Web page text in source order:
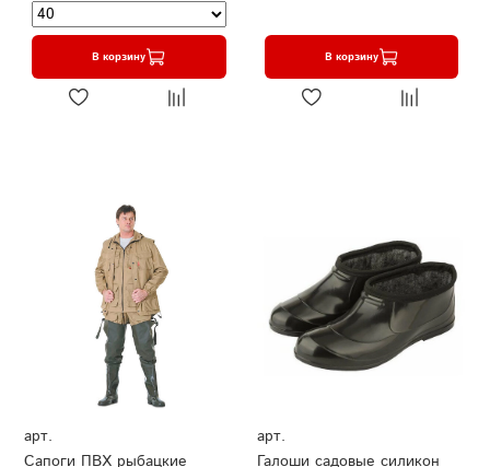
В корзину В корзину
арт.
Сапоги ПВХ рыбацкие
арт.
Галоши садовые силикон